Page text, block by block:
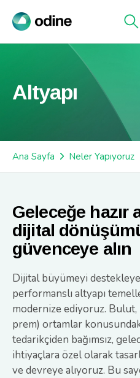
Altyapı
Ana Sayfa Neler Yapıyoruz
Geleceğe hazır
dijital
güvenceye alın
Dijital büyümeyi
performanslı altyapı
modernize ediyoruz.
prem) ortamlar
tedarikçiden bağımsız,
ihtiyaçlara özel olarak
ve devreye alıyoruz. Bu